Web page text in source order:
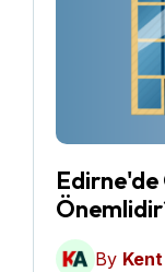
Edirne'de
Kazandırır?
By